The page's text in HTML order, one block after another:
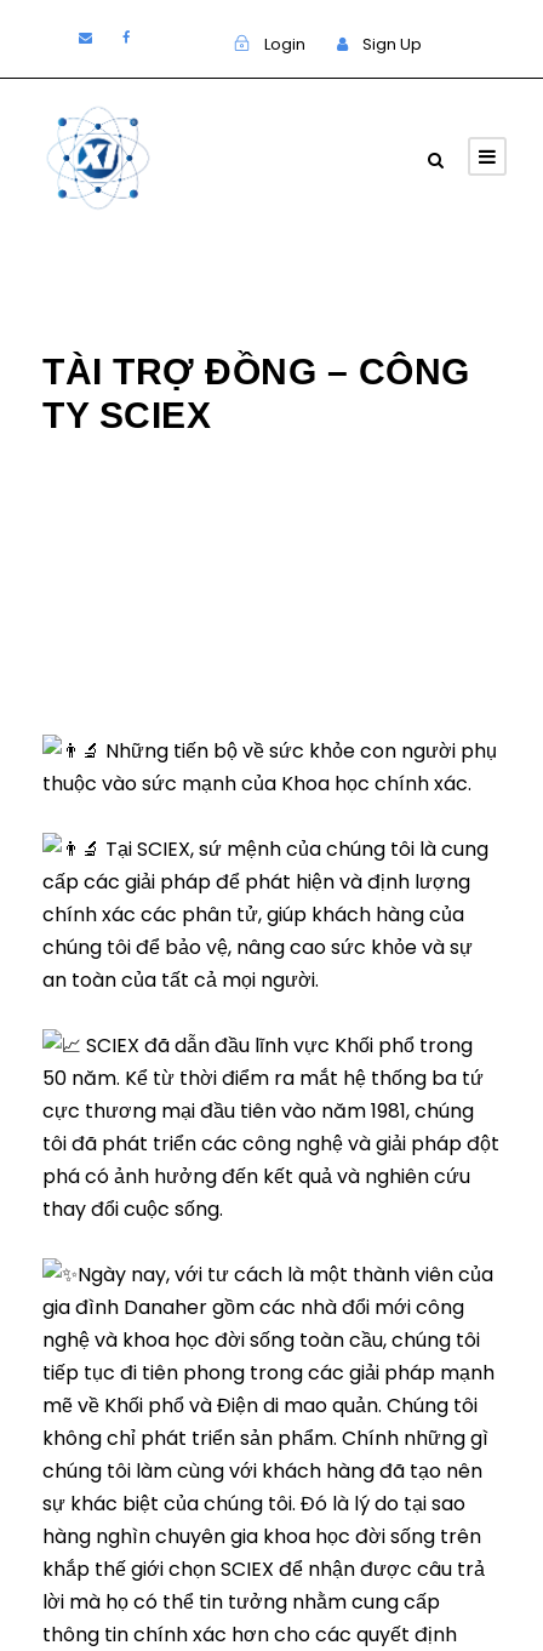
Login Sign Up
TÀI TRỢ ĐỒNG – CÔNG
TY SCIEX
Những tiến bộ về sức khỏe con người phụ
thuộc vào sức mạnh của Khoa học chính xác.
Tại SCIEX, sứ mệnh của chúng tôi là cung
cấp các giải pháp để phát hiện và định lượng
chính xác các phân tử, giúp khách hàng của
chúng tôi để bảo vệ, nâng cao sức khỏe và sự
an toàn của tất cả mọi người.
SCIEX đã dẫn đầu lĩnh vực Khối phổ trong
50 năm. Kể từ thời điểm ra mắt hệ thống ba tứ
cực thương mại đầu tiên vào năm 1981, chúng
tôi đã phát triển các công nghệ và giải pháp đột
phá có ảnh hưởng đến kết quả và nghiên cứu
thay đổi cuộc sống.
Ngày nay, với tư cách là một thành viên của
gia đình Danaher gồm các nhà đổi mới công
nghệ và khoa học đời sống toàn cầu, chúng tôi
tiếp tục đi tiên phong trong các giải pháp mạnh
mẽ về Khối phổ và Điện di mao quản. Chúng tôi
không chỉ phát triển sản phẩm. Chính những gì
chúng tôi làm cùng với khách hàng đã tạo nên
sự khác biệt của chúng tôi. Đó là lý do tại sao
hàng nghìn chuyên gia khoa học đời sống trên
khắp thế giới chọn SCIEX để nhận được câu trả
lời mà họ có thể tin tưởng nhằm cung cấp
thông tin chính xác hơn cho các quyết định